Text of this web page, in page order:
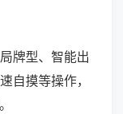
牌型、智能出
自摸等操作，